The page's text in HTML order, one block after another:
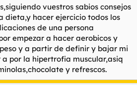
vuestros sabios consejos
dieta,y hacer ejercicio todos los
de una persona
empezar a hacer aerobicos y
y a partir de definir y bajar mi
por la hipertrofia muscular,asiq
y refrescos.